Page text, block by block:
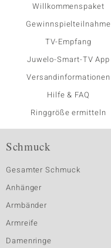
Willkommenspaket
Gewinnspielteilnahme
TV-Empfang
Juwelo-Smart-TV App
Versandinformationen
Hilfe & FAQ
Ringgröße ermitteln
Schmuck
Gesamter Schmuck
Anhänger
Armbänder
Armreife
Damenringe